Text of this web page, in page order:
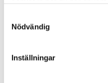
Nödvändig
Inställningar